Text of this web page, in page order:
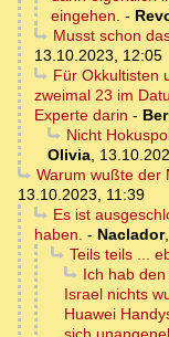
eingehen. -
Musst schon
13.10.2023, 12:05
Für Okkultisten
zweimal 23 im
Experte darin -
Nicht
Olivia,
Warum wußte der
13.10.2023, 11:39
Es ist
haben. - Naclador,
Teils teils ...
Ich hab
Israel nichts
Huawei